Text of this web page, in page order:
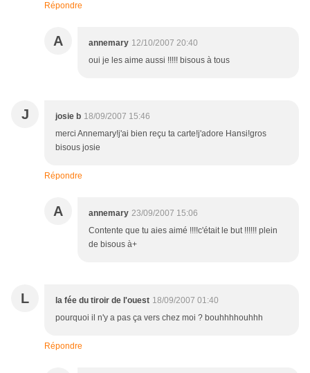
Répondre
A annemary 12/10/2007 20:40
oui je les aime aussi !!!!! bisous à tous
J josie b 18/09/2007 15:46
merci Annemary!j'ai bien reçu ta carte!j'adore Hansi!gros
bisous josie
Répondre
A annemary 23/09/2007 15:06
Contente que tu aies aimé !!!!c'était le but !!!!!! plein
de bisous à+
L la fée du tiroir de l'ouest 18/09/2007 01:40
pourquoi il n'y a pas ça vers chez moi ? bouhhhhouhhh
Répondre